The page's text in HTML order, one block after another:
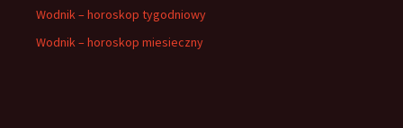
Wodnik – horoskop tygodniowy
Wodnik – horoskop miesieczny